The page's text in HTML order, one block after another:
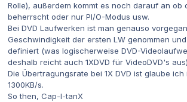
Rolle), außerdem kommt es noch darauf an ob
beherrscht oder nur PI/O-Modus usw.
Bei DVD Laufwerken ist man genauso
Geschwindigkeit der ersten LW genommen
definiert (was logischerweise DVD-
deshalb reicht auch 1XDVD für VideoDVD's
Die Übertragungsrate bei 1X DVD ist glaube
1300KB/s.
So then, Cap-I-tanX